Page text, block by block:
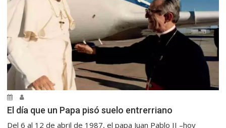
El día que un Papa pisó suelo entrerriano
Del 6 al 12 de abril de 1987, el papa Juan Pablo II –hoy